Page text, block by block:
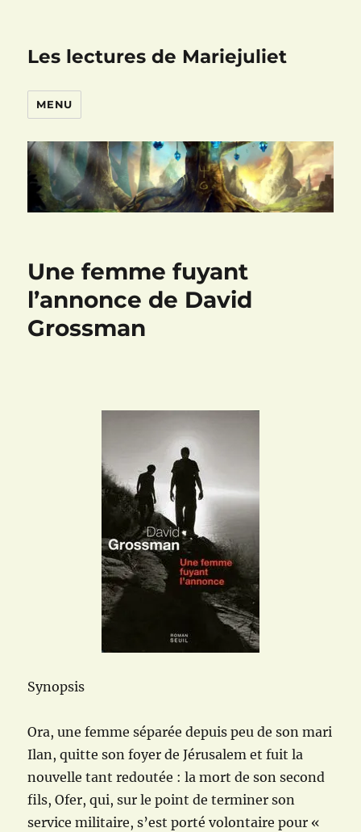
Les lectures de Mariejuliet
MENU
Une femme fuyant
l’annonce de David
Grossman
Synopsis
Ora, une femme séparée depuis peu de son mari
Ilan, quitte son foyer de Jérusalem et fuit la
nouvelle tant redoutée : la mort de son second
fils, Ofer, qui, sur le point de terminer son
service militaire, s’est porté volontaire pour «